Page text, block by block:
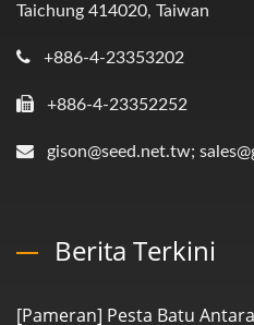
Taichung 414020, Taiwan
+886-4-23353202
+886-4-23352252
gison@seed.net.tw;
Berita Terkini
[Pameran] Pesta Batu